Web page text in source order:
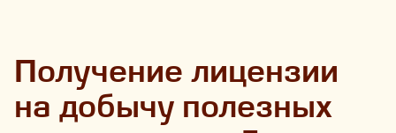
Получение лицензии
на добычу полезных